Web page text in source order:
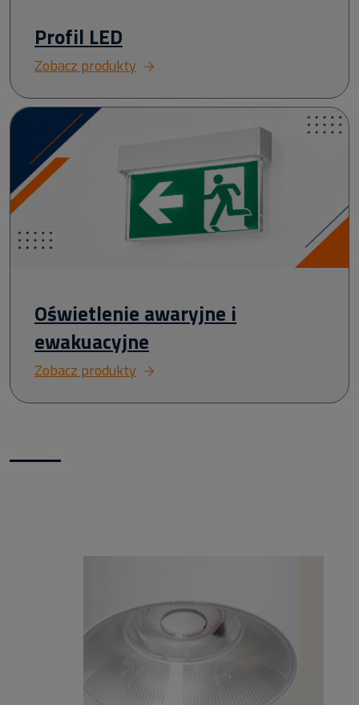
Profil LED
Zobacz produkty
Oświetlenie awaryjne i
ewakuacyjne
Zobacz produkty